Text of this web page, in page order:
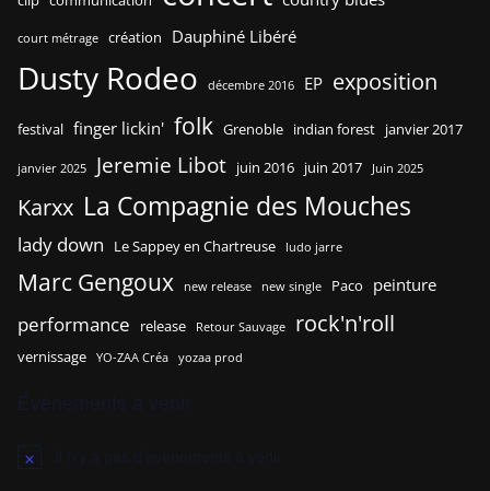
court métrage création Dauphiné Libéré
Dusty Rodeo décembre 2016 EP exposition
festival finger lickin' folk Grenoble indian forest janvier 2017
janvier 2025 Jeremie Libot juin 2016 juin 2017 Juin 2025
Karxx La Compagnie des Mouches
lady down Le Sappey en Chartreuse ludo jarre
Marc Gengoux new release new single Paco peinture
performance release Retour Sauvage rock'n'roll
vernissage YO-ZAA Créa yozaa prod
N